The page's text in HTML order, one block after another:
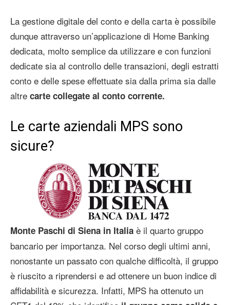
La gestione digitale del conto e della carta è possibile
dunque attraverso un’applicazione di Home Banking
dedicata, molto semplice da utilizzare e con funzioni
dedicate sia al controllo delle transazioni, degli estratti
conto e delle spese effettuate sia dalla prima sia dalle
altre carte collegate al conto corrente.
Le carte aziendali MPS sono
sicure?
Monte Paschi di Siena in Italia è il quarto gruppo
bancario per importanza. Nel corso degli ultimi anni,
nonostante un passato con qualche difficoltà, il gruppo
è riuscito a riprendersi e ad ottenere un buon indice di
affidabilità e sicurezza. Infatti, MPS ha ottenuto un